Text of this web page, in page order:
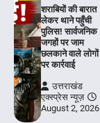
शराबियों की बारात
लेकर थाने पहुँची
पुलिस! सार्वजनिक
जगहों पर जाम
छलकाने वाले लोगों
पर कार्रवाई
उत्तराखंड
एक्स्प्रेस न्यूज़
August 2, 2026